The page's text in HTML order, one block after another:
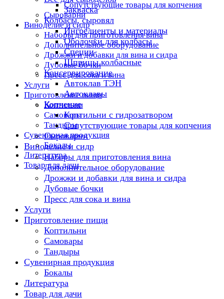
Сопутствующие товары для копчения
Сыроварни
Виноделие и сидр
Наборы для приготовления вина
Дополнительное оборудование
Дрожжи и добавки для вина и сидра
Дубовые бочки
Пресс для сока и вина
Услуги
Приготовление пищи
Коптильни
Самовары
Тандыры
Сувенирная продукция
Бокалы
Литература
Товар для дачи
Закваска
Колбасы, сыровял
Ингредиенты и материалы
Оболочки для колбасы
Специи
Шприцы колбасные
Консервирование
Автоклав ТЭН
Автоклавы
Копчение
Коптильни с гидрозатвором
Сопутствующие товары для копчения
Сыроварни
Виноделие и сидр
Наборы для приготовления вина
Дополнительное оборудование
Дрожжи и добавки для вина и сидра
Дубовые бочки
Пресс для сока и вина
Услуги
Приготовление пищи
Коптильни
Самовары
Тандыры
Сувенирная продукция
Бокалы
Литература
Товар для дачи